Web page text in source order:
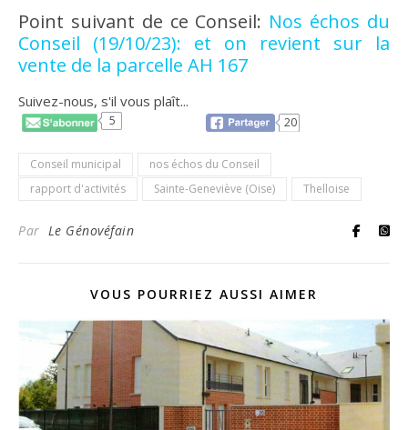
Point suivant de ce Conseil: Nos échos du
Conseil (19/10/23): et on revient sur la
vente de la parcelle AH 167
Suivez-nous, s'il vous plaît...
5 20
Conseil municipal
nos échos du Conseil
rapport d'activités
Sainte-Geneviève (Oise) Thelloise
Par Le Génovéfain
VOUS POURRIEZ AUSSI AIMER